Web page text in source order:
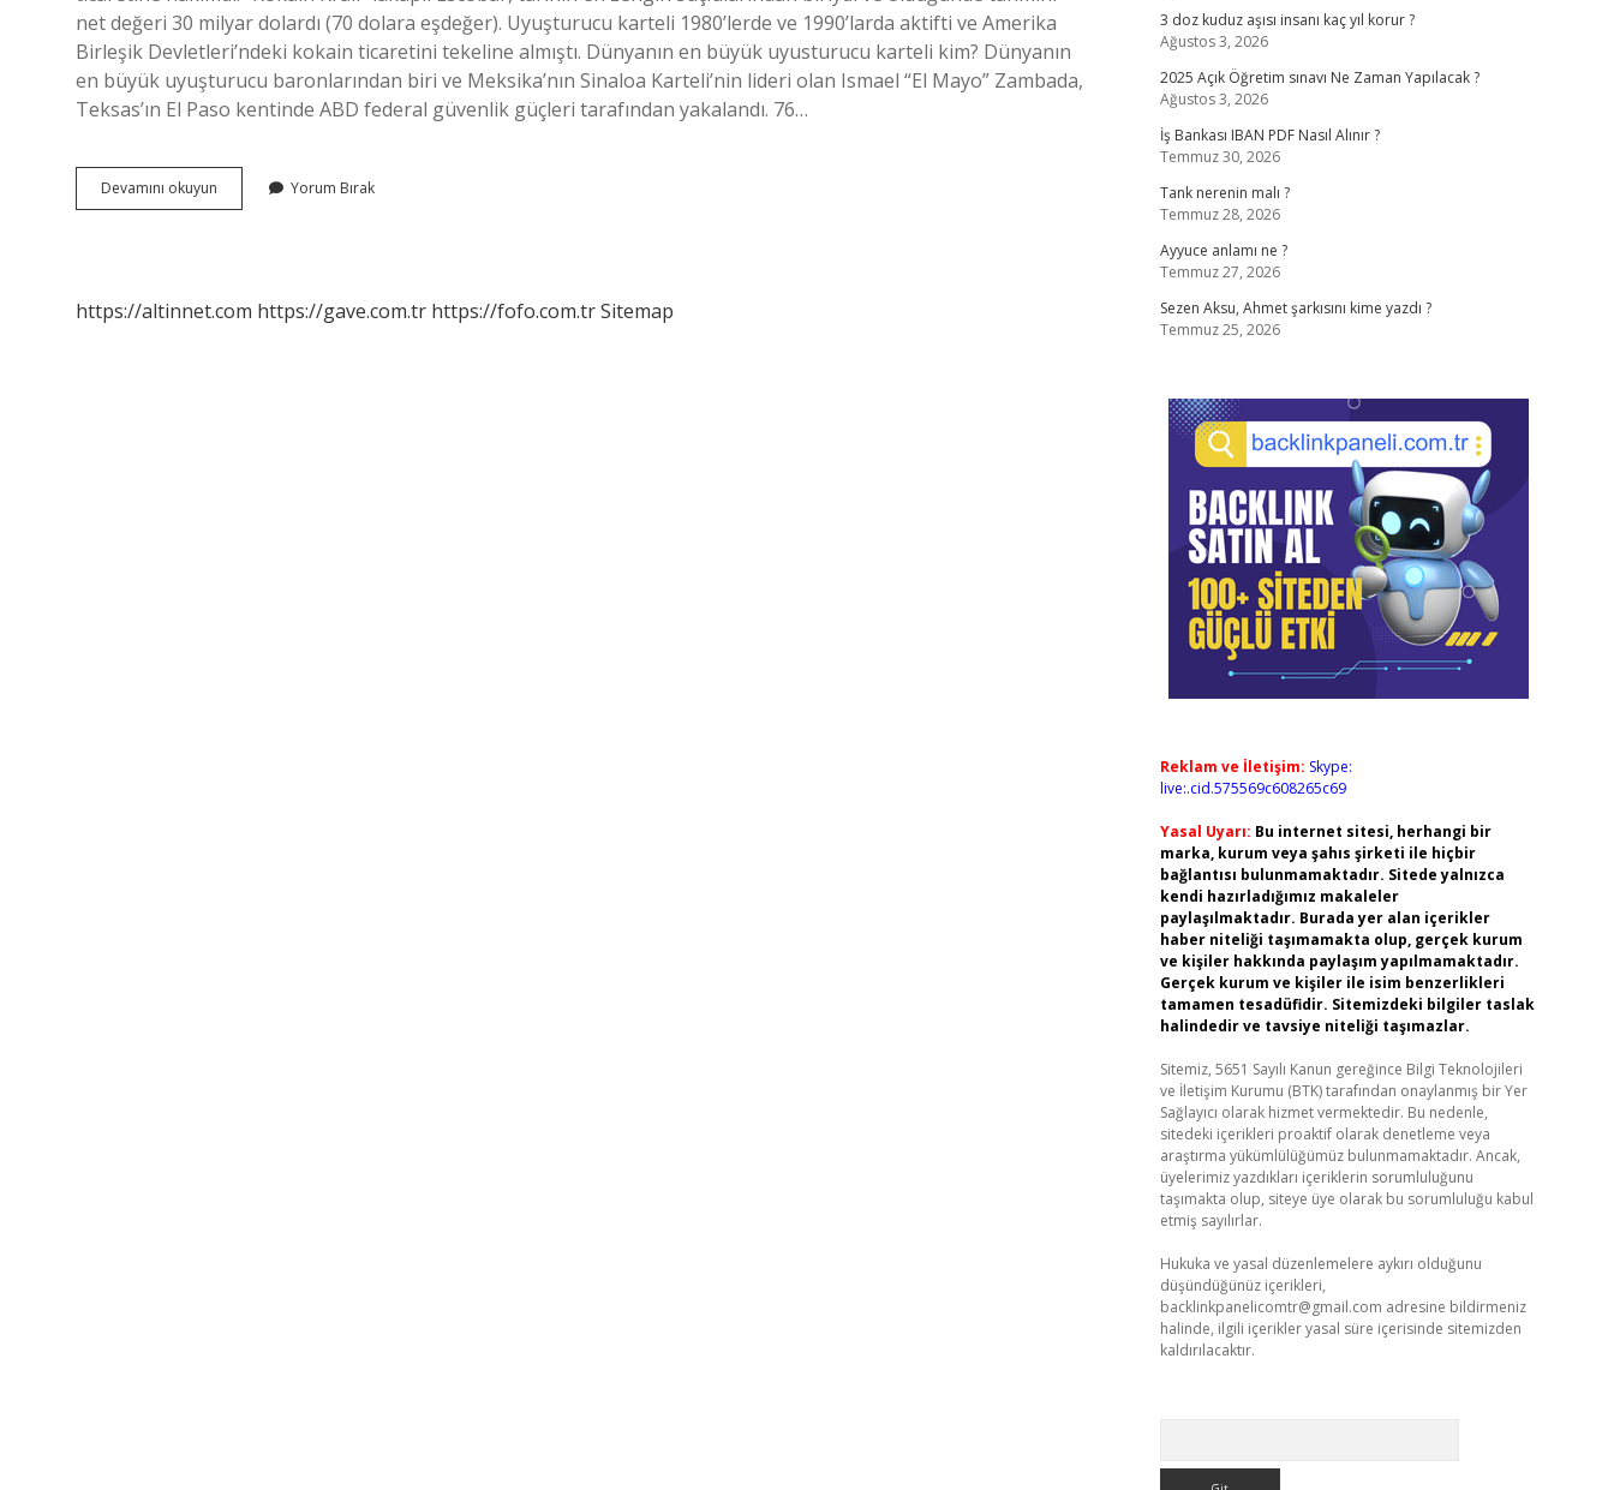
net değeri 30 milyar dolardı (70 dolara eşdeğer). Uyuşturucu karteli 1980’lerde ve 1990’larda aktifti ve Amerika
Birleşik Devletleri’ndeki kokain ticaretini tekeline almıştı. Dünyanın en büyük uyusturucu karteli kim? Dünyanın
en büyük uyuşturucu baronlarından biri ve Meksika’nın Sinaloa Karteli’nin lideri olan Ismael “El Mayo” Zambada,
Teksas’ın El Paso kentinde ABD federal güvenlik güçleri tarafından yakalandı. 76…
Devamını okuyun Dünyanın
En
Yorum Bırak
https://altinnet.com https://gave.com.tr https://fofo.com.trSitemap
3 doz kuduz aşısı insanı kaç yıl korur ?
Ağustos 3, 2026
2025 Açık Öğretim sınavı Ne Zaman Yapılacak ?
Ağustos 3, 2026
İş Bankası IBAN PDF Nasıl Alınır ?
Temmuz 30, 2026
Tank nerenin malı ?
Temmuz 28, 2026
Ayyuce anlamı ne ?
Temmuz 27, 2026
Sezen Aksu, Ahmet şarkısını kime yazdı ?
Temmuz 25, 2026
Reklam ve İletişim: Skype:
live:.cid.575569c608265c69
Yasal Uyarı: Bu internet sitesi, herhangi bir
marka, kurum veya şahıs şirketi ile hiçbir
bağlantısı bulunmamaktadır. Sitede yalnızca
kendi hazırladığımız makaleler
paylaşılmaktadır. Burada yer alan içerikler
haber niteliği taşımamakta olup, gerçek kurum
ve kişiler hakkında paylaşım yapılmamaktadır.
Gerçek kurum ve kişiler ile isim benzerlikleri
tamamen tesadüfidir. Sitemizdeki bilgiler taslak
halindedir ve tavsiye niteliği taşımazlar.
Sitemiz, 5651 Sayılı Kanun gereğince Bilgi Teknolojileri
ve İletişim Kurumu (BTK) tarafından onaylanmış bir Yer
Sağlayıcı olarak hizmet vermektedir. Bu nedenle,
sitedeki içerikleri proaktif olarak denetleme veya
araştırma yükümlülüğümüz bulunmamaktadır. Ancak,
üyelerimiz yazdıkları içeriklerin sorumluluğunu
taşımakta olup, siteye üye olarak bu sorumluluğu kabul
etmiş sayılırlar.
Hukuka ve yasal düzenlemelere aykırı olduğunu
düşündüğünüz içerikleri,
backlinkpanelicomtr@gmail.com adresine bildirmeniz
halinde, ilgili içerikler yasal süre içerisinde sitemizden
kaldırılacaktır.